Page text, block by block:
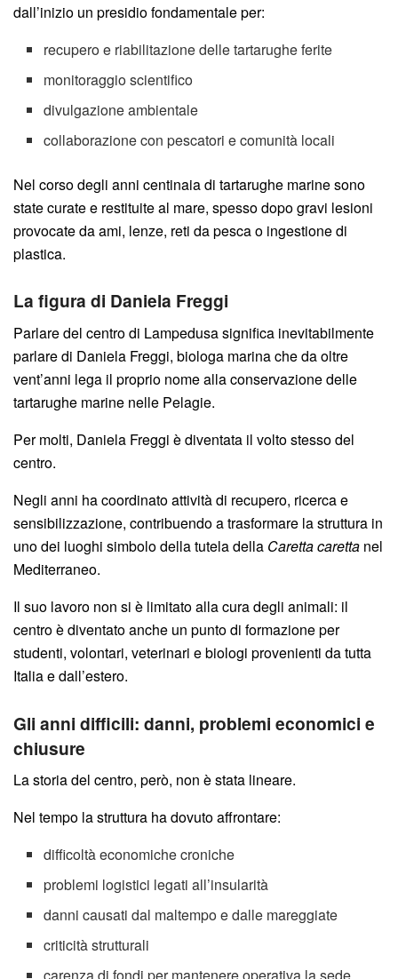
dall’inizio un presidio fondamentale per:
recupero e riabilitazione delle tartarughe ferite
monitoraggio scientifico
divulgazione ambientale
collaborazione con pescatori e comunità locali
Nel corso degli anni centinaia di tartarughe marine sono
state curate e restituite al mare, spesso dopo gravi lesioni
provocate da ami, lenze, reti da pesca o ingestione di
plastica.
La figura di Daniela Freggi
Parlare del centro di Lampedusa significa inevitabilmente
parlare di Daniela Freggi, biologa marina che da oltre
vent’anni lega il proprio nome alla conservazione delle
tartarughe marine nelle Pelagie.
Per molti, Daniela Freggi è diventata il volto stesso del
centro.
Negli anni ha coordinato attività di recupero, ricerca e
sensibilizzazione, contribuendo a trasformare la struttura in
uno dei luoghi simbolo della tutela della Caretta caretta nel
Mediterraneo.
Il suo lavoro non si è limitato alla cura degli animali: il
centro è diventato anche un punto di formazione per
studenti, volontari, veterinari e biologi provenienti da tutta
Italia e dall’estero.
Gli anni difficili: danni, problemi economici e
chiusure
La storia del centro, però, non è stata lineare.
Nel tempo la struttura ha dovuto affrontare:
difficoltà economiche croniche
problemi logistici legati all’insularità
danni causati dal maltempo e dalle mareggiate
criticità strutturali